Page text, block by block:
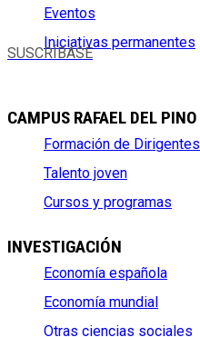
Eventos
Iniciativas permanentes
SUSCRÍBASE
CAMPUS RAFAEL DEL PINO
Formación de Dirigentes
Talento joven
Cursos y programas
INVESTIGACIÓN
Economía española
Economía mundial
Otras ciencias sociales